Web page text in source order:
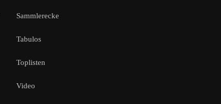
Sammlerecke
Tabulos
Toplisten
Video